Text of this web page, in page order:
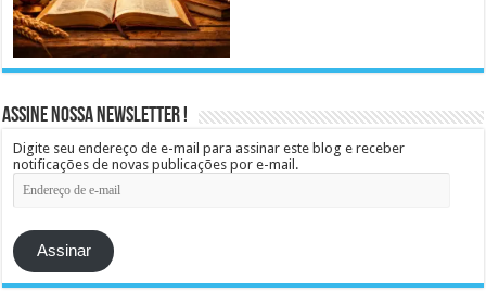
Assine Nossa Newsletter !
Digite seu endereço de e-mail para assinar este blog e receber
notificações de novas publicações por e-mail.
Endereço
de
e-
mail
Assinar